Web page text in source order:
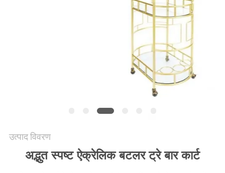
साइटमैप
उत्पाद विवरण
अद्भुत स्पष्ट ऐक्रेलिक बटलर ट्रे बार कार्ट